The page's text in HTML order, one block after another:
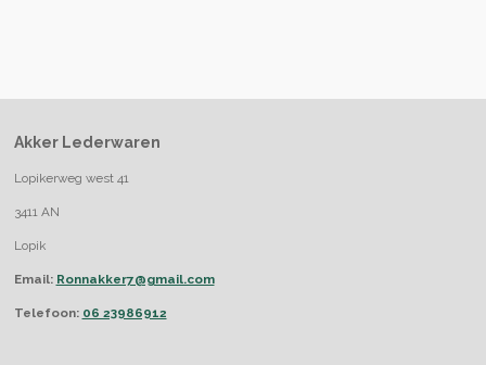
Akker Lederwaren
Lopikerweg west 41
3411 AN
Lopik
Email: Ronnakker7@gmail.com
Telefoon: 06 23986912